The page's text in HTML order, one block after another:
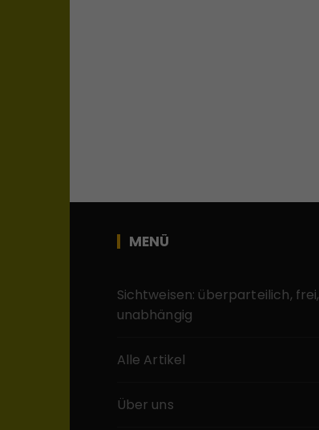
MENÜ
Sichtweisen: überparteilich, frei,
unabhängig
Alle Artikel
Über uns